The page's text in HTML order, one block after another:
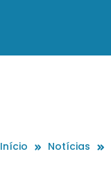
Início Notícias